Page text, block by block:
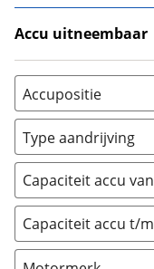
Accu uitneembaar
Nee, vast (4)
Accupositie
Bagagedrager (4)
Frame (13)
Vloer (0
Achterbank (0)
Kofferbak (0)
Overig (0)
Type aandrijving
Achterwiel (0)
Trapas
Voorwiel
Capaciteit accu van
Capaciteit accu t/m